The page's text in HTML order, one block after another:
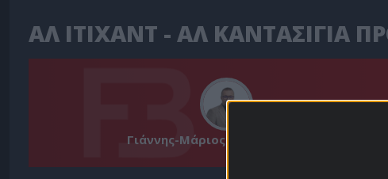
ΑΛ ΙΤΙΧΑΝΤ - ΑΛ ΚΑΝΤΑΣΙΓΙΑ
Γιάννης-Μάριος Παπαδόπουλος